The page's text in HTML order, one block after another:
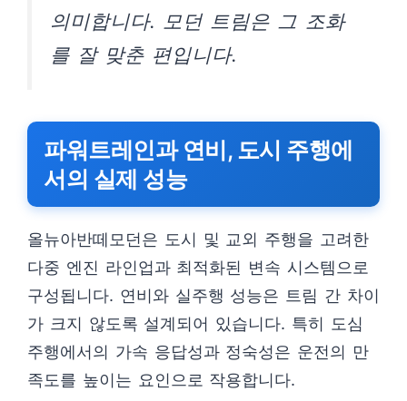
의미합니다. 모던 트림은 그 조화
를 잘 맞춘 편입니다.
파워트레인과 연비, 도시 주행에
서의 실제 성능
올뉴아반떼모던은 도시 및 교외 주행을 고려한
다중 엔진 라인업과 최적화된 변속 시스템으로
구성됩니다. 연비와 실주행 성능은 트림 간 차이
가 크지 않도록 설계되어 있습니다. 특히 도심
주행에서의 가속 응답성과 정숙성은 운전의 만
족도를 높이는 요인으로 작용합니다.